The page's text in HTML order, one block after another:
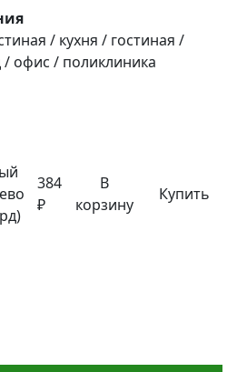
/ кухня / гостиная /
/ офис / поликлиника
384
₽
В
корзину
Купить